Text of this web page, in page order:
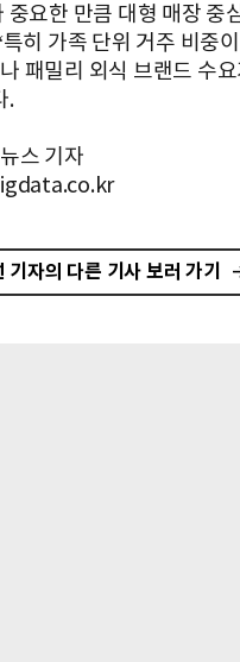
중요한 만큼 대형 매장 중
히 가족 단위 거주 비중
패밀리 외식 브랜드 수
.
스 기자
기자의 다른 기사 보러 가기